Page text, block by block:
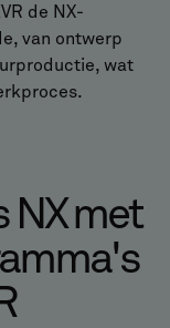
de NX-
van ontwerp
wat
NX met